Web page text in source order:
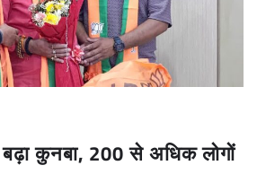
कुनबा, 200 से अधिक लोगों